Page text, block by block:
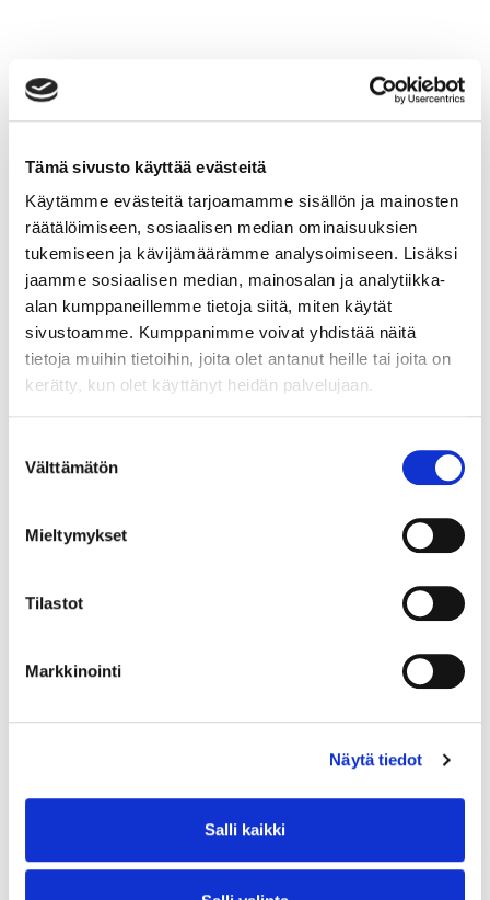
Tämä sivusto käyttää evästeitä
Käytämme evästeitä tarjoamamme sisällön ja mainosten
räätälöimiseen, sosiaalisen median ominaisuuksien
tukemiseen ja kävijämäärämme analysoimiseen. Lisäksi
jaamme sosiaalisen median, mainosalan ja analytiikka-
alan kumppaneillemme tietoja siitä, miten käytät
sivustoamme. Kumppanimme voivat yhdistää näitä
tietoja muihin tietoihin, joita olet antanut heille tai joita on
kerätty, kun olet käyttänyt heidän palvelujaan.
valinta
Välttämätön
Mieltymykset
Tilastot
Markkinointi
Näytä tiedot
Salli kaikki